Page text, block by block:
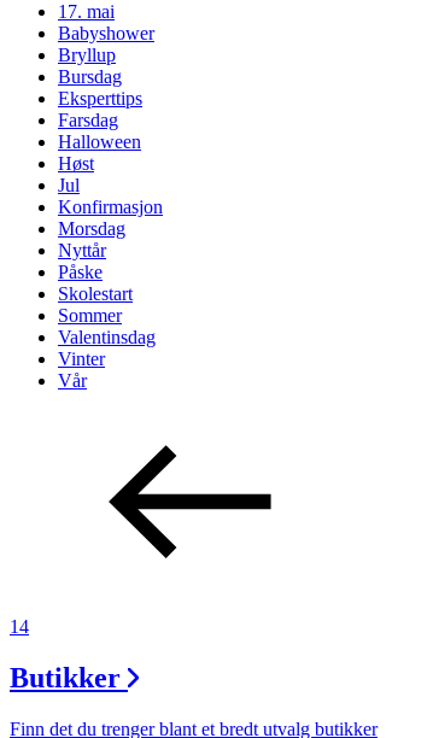
17. mai
Babyshower
Bryllup
Bursdag
Eksperttips
Farsdag
Halloween
Høst
Jul
Konfirmasjon
Morsdag
Nyttår
Påske
Skolestart
Sommer
Valentinsdag
Vinter
Vår
14
Butikker
Finn det du trenger blant et bredt utvalg butikker